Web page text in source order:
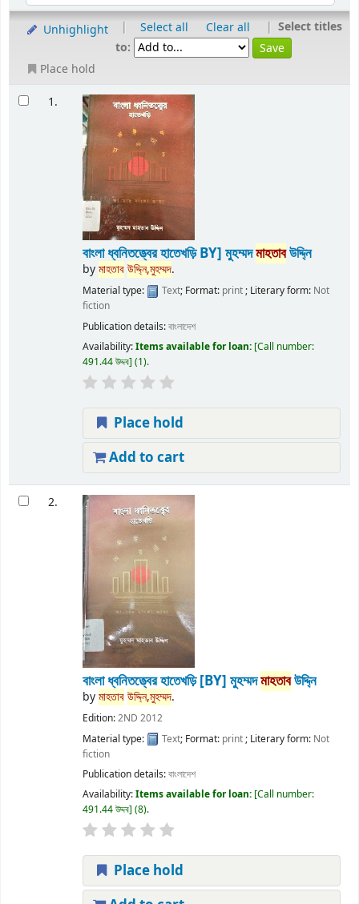
Unhighlight | Select all Clear all | Select titles
to:
Place hold
1.
বাংলা ধ্বনিতত্ত্বের হাতেখড়িBY] মুহম্মদমাহতাবউদ্দি্ন
byমাহতাব উদ্দি্ন,মুহম্মদ.
Material type: Text; Format: print; Literary form: Not
fiction
Publication details:বাংলাদেশ
Availability:Items available for loan: Call number:
491.44 উদ্দব (1).
Place hold
Add to cart
2.
বাংলা ধ্বনিতত্ত্বের হাতেখড়ি[BY] মুহম্মদমাহতাবউদ্দি্ন
byমাহতাব উদ্দি্ন,মুহম্মদ.
Edition:2ND 2012
Material type:
Text; Format: print; Literary form: Not
fiction
Publication details:বাংলাদেশ
Availability:Items available for loan: Call number:
491.44 উদ্দব (8).
Place hold